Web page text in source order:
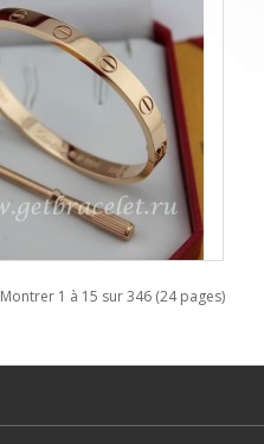
Montrer 1 à 15 sur 346 (24 pages)